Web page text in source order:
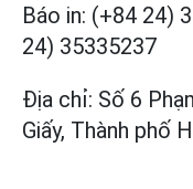
Báo in: (+84 24)
24) 35335237
Địa chỉ: Số 6
Giấy, Thành phố